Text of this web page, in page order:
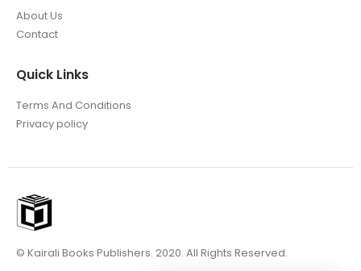
About Us
Contact
Quick Links
Terms And Conditions
Privacy policy
© Kairali Books Publishers. 2020. All Rights Reserved.